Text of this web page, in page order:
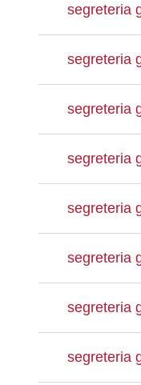
segreteria
segreteria
segreteria
segreteria
segreteria
segreteria
segreteria
segreteria